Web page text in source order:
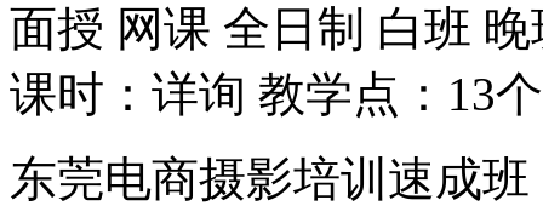
面授 网课 全日制 白班 晚
课时：详询 教学点：13个
东莞电商摄影培训速成